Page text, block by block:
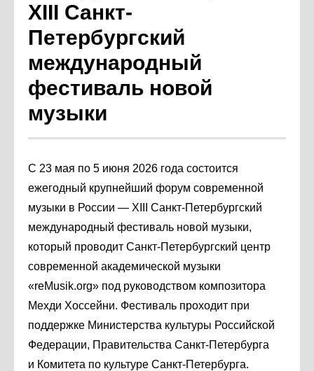
XIII Санкт-
Петербургский
международный
фестиваль новой
музыки
С 23 мая по 5 июня 2026 года состоится
ежегодный крупнейший форум современной
музыки в России — XIII Санкт-Петербургский
международный фестиваль новой музыки,
который проводит Санкт-Петербургский центр
современной академической музыки
«reMusik.org» под руководством композитора
Мехди Хоссейни. Фестиваль проходит при
поддержке Министерства культуры Российской
Федерации, Правительства Санкт‑Петербурга
и Комитета по культуре Санкт‑Петербурга.